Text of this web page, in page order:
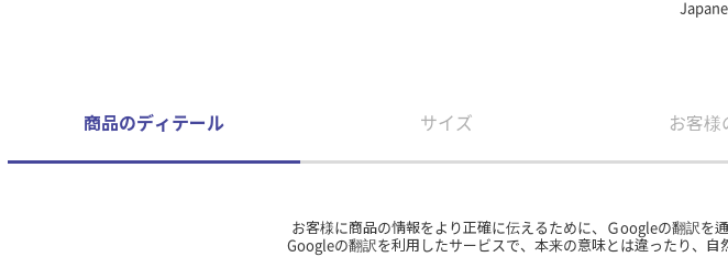
商品のディテール サイズ お客様
お客様に商品の情報をより正確に伝えるために、Ｇoogleの翻訳を
Googleの翻訳を利用したサービスで、本来の意味とは違ったり、